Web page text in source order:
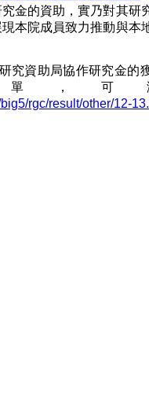
金的資助，實乃對其研
本院成員致力推動與本
究資助局協作研究金的
，可
rgc/result/other/12-